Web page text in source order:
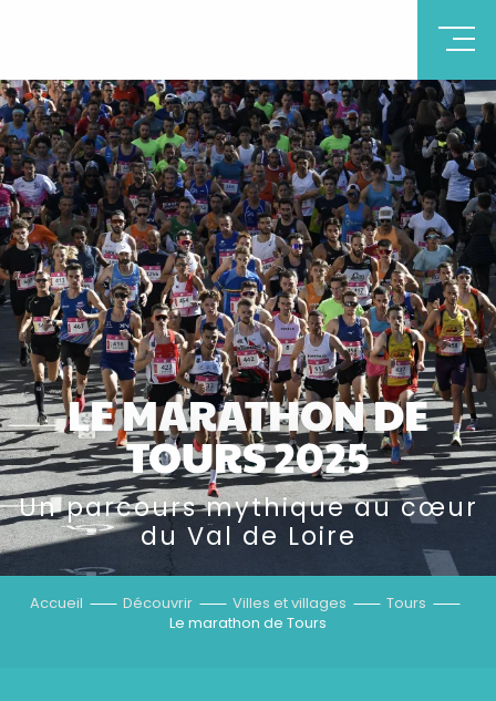
LE MARATHON DE
TOURS 2025
Un parcours mythique au cœur
du Val de Loire
Accueil Découvrir Villes et villages
Tours
Le marathon de Tours